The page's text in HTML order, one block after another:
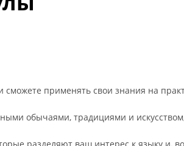
применять свои знания на
обычаями, традициями и